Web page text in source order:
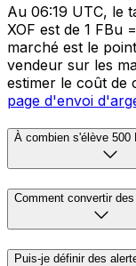
Au 06:19 UTC, le
XOF est de 1 FBu
marché est le
vendeur sur les
estimer le coût de
page d'envoi
À combien s'élève 500
Comment convertir
Puis-je définir des